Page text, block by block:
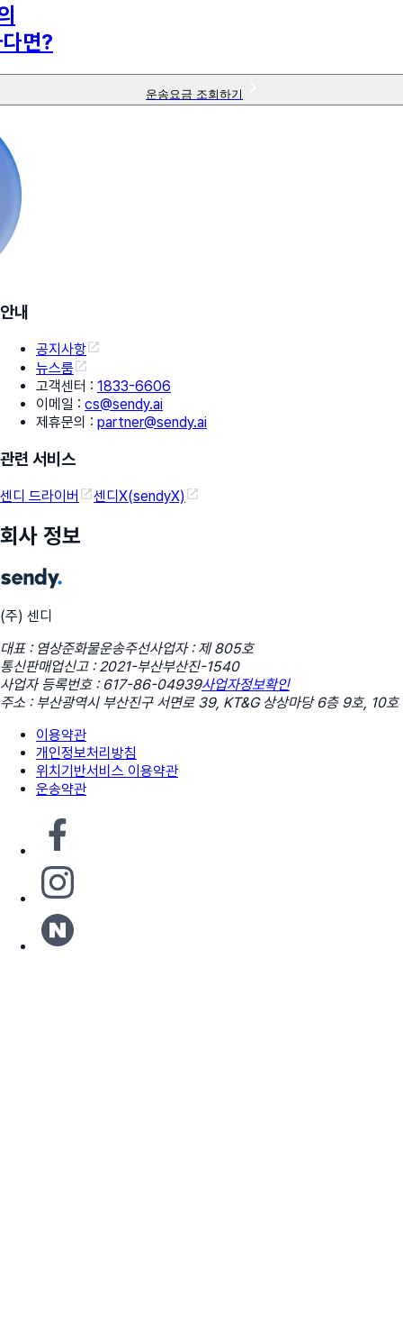
면?
운송요금 조회하기
안내
공지사항
뉴스룸
고객센터 : 1833-6606
이메일 : cs@sendy.ai
제휴문의 : partner@sendy.ai
관련 서비스
센디 드라이버 센디X(sendyX)
회사 정보
(주) 센디
대표 : 염상준화물운송주선사업자 : 제 805호
통신판매업신고 : 2021-부산부산진-1540
사업자 등록번호 : 617-86-04939사업자정보확인
주소 : 부산광역시 부산진구 서면로 39, KT&G 상상마당 6층 9호, 10호
이용약관
개인정보처리방침
위치기반서비스 이용약관
운송약관